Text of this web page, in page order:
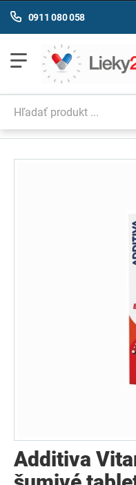
0911 080 058
Additiva